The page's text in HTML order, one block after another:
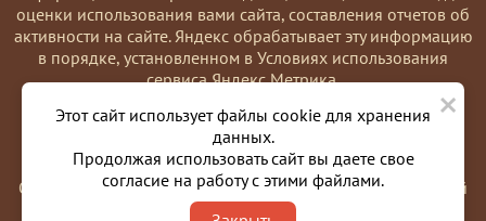
×
Этот сайт использует файлы cookie для хранения
данных.
Продолжая использовать сайт вы даете свое
согласие на работу с этими файлами.
оценки использования вами сайта, составления отчетов об
активности на сайте. Яндекс обрабатывает эту информацию
в порядке, установленном в Условиях использования
сервиса Яндекс Метрика.
Вы можете отказаться от использования cookies, выбрав
соответствующие настройки в браузере. Также вы можете
использовать инструмент —
https://yandex.ru/support/metrika/general/opt-out.html
Однако это может повлиять на работу некоторых функций
сайта. Используя этот сайт, вы соглашаетесь на обработку